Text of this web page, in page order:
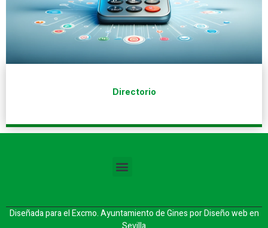
Directorio
Diseñada para el Excmo. Ayuntamiento de Gines porDiseño web en